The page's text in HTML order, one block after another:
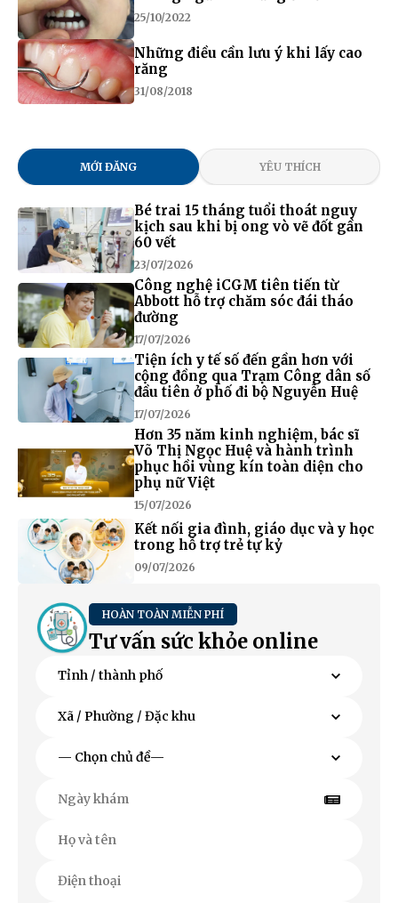
25/10/2022
Những điều cần lưu ý khi lấy cao
răng
31/08/2018
MỚI ĐĂNG YÊU THÍCH
Bé trai 15 tháng tuổi thoát nguy
kịch sau khi bị ong vò vẽ đốt gần
60 vết
23/07/2026
Công nghệ iCGM tiên tiến từ
Abbott hỗ trợ chăm sóc đái tháo
đường
17/07/2026
Tiện ích y tế số đến gần hơn với
cộng đồng qua Trạm Công dân số
đầu tiên ở phố đi bộ Nguyễn Huệ
17/07/2026
Hơn 35 năm kinh nghiệm, bác sĩ
Võ Thị Ngọc Huệ và hành trình
phục hồi vùng kín toàn diện cho
phụ nữ Việt
15/07/2026
Kết nối gia đình, giáo dục và y học
trong hỗ trợ trẻ tự kỷ
09/07/2026
HOÀN TOÀN MIỄN PHÍ
Tư vấn sức khỏe online